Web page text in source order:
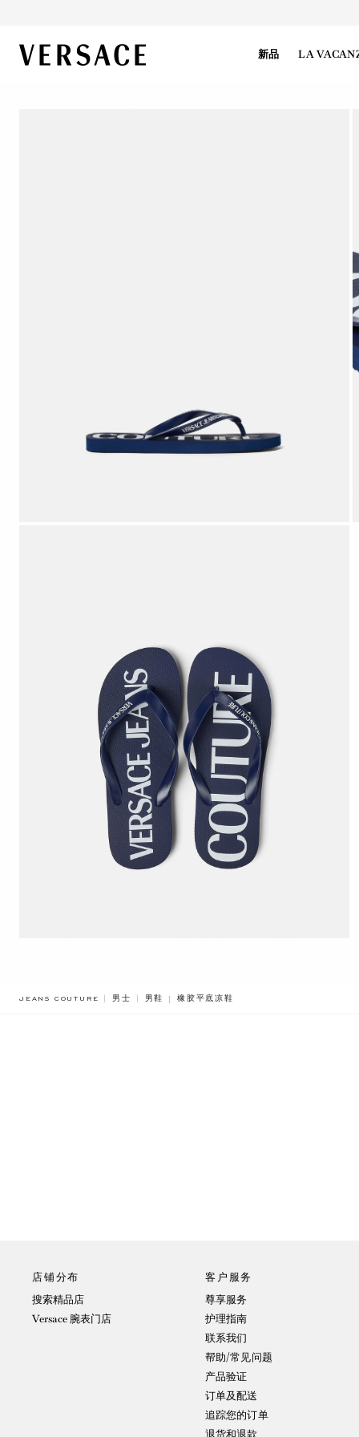
VERSACE | 主页 新品 LA
JEANS COUTURE 男士 男鞋 BREADCRUMB.ADA.LABEL.CURRENT
橡胶平底凉鞋
店铺分布
搜索精品店
Versace 腕表门店
客户服务
尊享服务
护理指南
联系我们
帮助/常见问题
产品验证
订单及配送
追踪您的订单
退货和退款